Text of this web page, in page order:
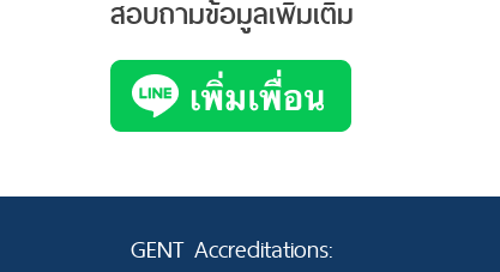
สอบถามข้อมูลเพิ่มเติม
GENT Accreditations: